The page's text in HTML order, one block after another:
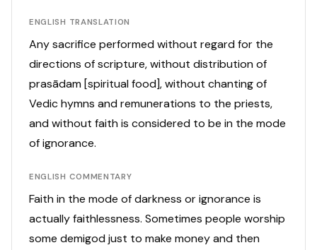
ENGLISH TRANSLATION
Any sacrifice performed without regard for the
directions of scripture, without distribution of
prasādam [spiritual food], without chanting of
Vedic hymns and remunerations to the priests,
and without faith is considered to be in the mode
of ignorance.
ENGLISH COMMENTARY
Faith in the mode of darkness or ignorance is
actually faithlessness. Sometimes people worship
some demigod just to make money and then